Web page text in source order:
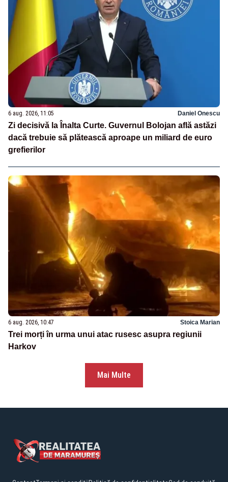
6 aug. 2026, 11:05 Daniel Onescu
Zi decisivă la Înalta Curte. Guvernul Bolojan află astăzi
dacă trebuie să plătească aproape un miliard de euro
grefierilor
6 aug. 2026, 10:47 Stoica Marian
Trei morți în urma unui atac rusesc asupra regiunii
Harkov
Mai Multe